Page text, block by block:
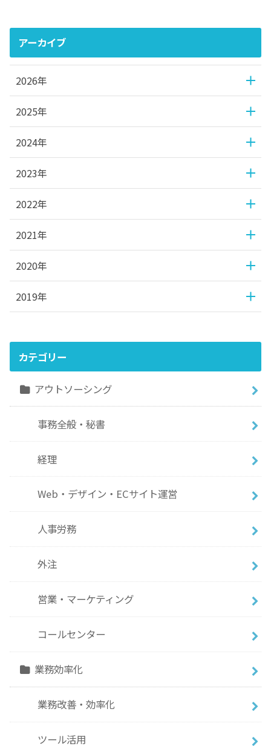
アーカイブ
2026年
2025年
2024年
2023年
2022年
2021年
2020年
2019年
カテゴリー
アウトソーシング
事務全般・秘書
経理
Web・デザイン・ECサイト運営
人事労務
外注
営業・マーケティング
コールセンター
業務効率化
業務改善・効率化
ツール活用